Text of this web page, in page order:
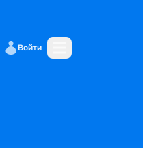
Войти